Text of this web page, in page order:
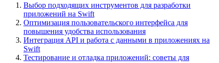
Выбор подходящих инструментов для разработки
приложений на Swift
Оптимизация пользовательского интерфейса для
повышения удобства использования
Интеграция API и работа с данными в приложениях на
Swift
Тестирование и отладка приложений: советы для